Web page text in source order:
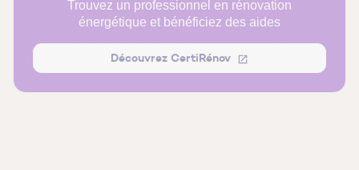
Comment le PPT est-il voté et intégré dans la gestion de
la copropriété ?
Trouvez un professionnel en rénovation
énergétique et bénéficiez des aides
Découvrez CertiRénov